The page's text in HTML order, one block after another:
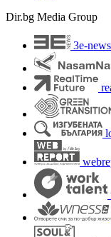
Dir.bg Media Group
3e-